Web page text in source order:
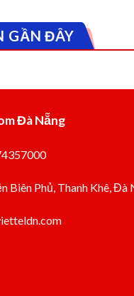
GẦN ĐÂY
Đà Nẵng
Biên Phủ, Thanh Khê, Đà